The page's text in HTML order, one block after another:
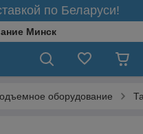
по Беларуси!
Минск
оборудование